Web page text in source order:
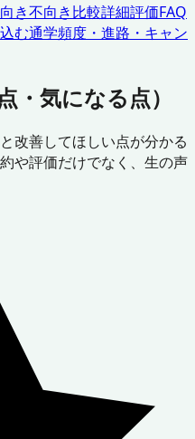
向き不向き比較詳細評価FAQ
む通学頻度・進路・キャン
・気になる点）
改善してほしい点が分かる
や評価だけでなく、生の声